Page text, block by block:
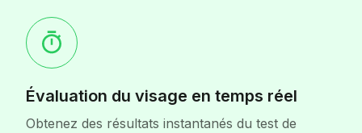
Évaluation du visage en temps réel
Obtenez des résultats instantanés du test de